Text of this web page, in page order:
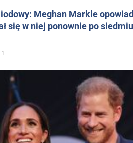
Meghan Markle
się w niej ponownie po
1